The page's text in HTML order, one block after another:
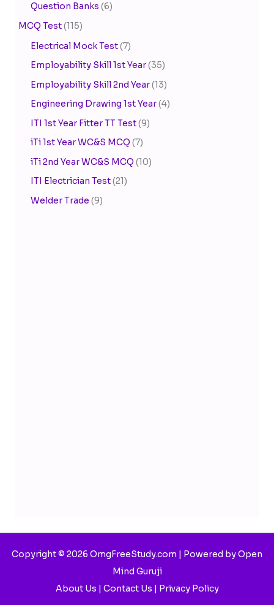
Question Banks (6)
MCQ Test(115)
Electrical Mock Test(7)
Employability Skill 1st Year(35)
Employability Skill 2nd Year(13)
Engineering Drawing 1st Year(4)
ITI 1st Year Fitter TT Test(9)
iTi 1st Year WC&S MCQ (7)
iTi 2nd Year WC&S MCQ (10)
ITI Electrician Test(21)
Welder Trade (9)
Copyright © 2026 OmgFreeStudy.com | Powered by Open
Mind Guruji
About Us | Contact Us | Privacy Policy